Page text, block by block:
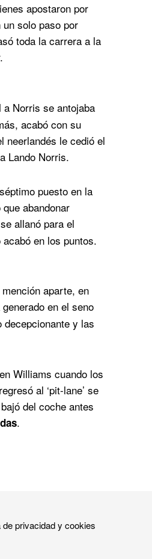
apostaron por
solo paso por
toda la carrera a la
Norris se antojaba
acabó con su
neerlandés le cedió el
Lando Norris.
puesto en la
abandonar
allanó para el
en los puntos.
aparte, en
en el seno
decepcionante y las
Williams cuando los
al ‘pit-lane’ se
del coche antes
.
privacidad y cookies​